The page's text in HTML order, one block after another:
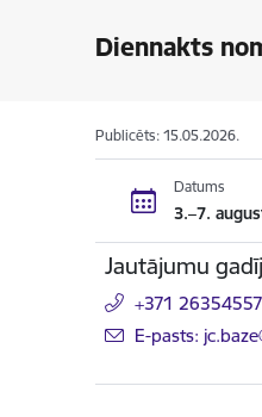
Diennakts
Publicēts: 15.05.2026.
Datums
3.–7.
Jautājumu
+371 26354557
E-pasts: